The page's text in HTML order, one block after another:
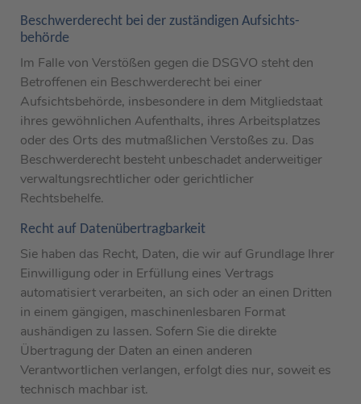
Beschwerde­recht bei der zuständigen Aufsichts­
behörde
Im Falle von Verstößen gegen die DSGVO steht den
Betroffenen ein Beschwerderecht bei einer
Aufsichtsbehörde, insbesondere in dem Mitgliedstaat
ihres gewöhnlichen Aufenthalts, ihres Arbeitsplatzes
oder des Orts des mutmaßlichen Verstoßes zu. Das
Beschwerderecht besteht unbeschadet anderweitiger
verwaltungsrechtlicher oder gerichtlicher
Rechtsbehelfe.
Recht auf Daten­übertrag­barkeit
Sie haben das Recht, Daten, die wir auf Grundlage Ihrer
Einwilligung oder in Erfüllung eines Vertrags
automatisiert verarbeiten, an sich oder an einen Dritten
in einem gängigen, maschinenlesbaren Format
aushändigen zu lassen. Sofern Sie die direkte
Übertragung der Daten an einen anderen
Verantwortlichen verlangen, erfolgt dies nur, soweit es
technisch machbar ist.